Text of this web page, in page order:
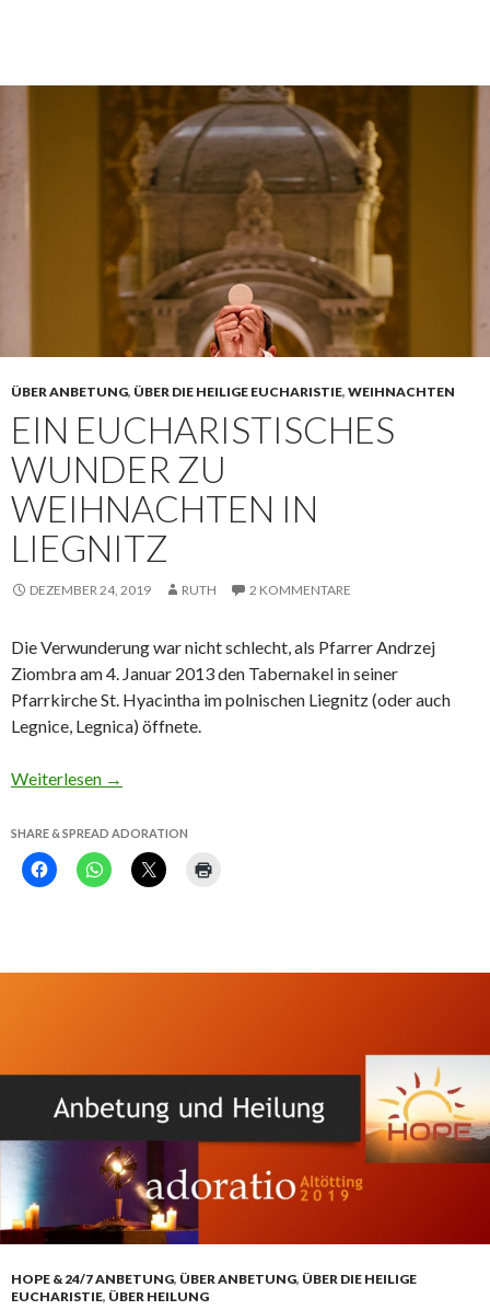
ÜBER ANBETUNG, ÜBER DIE HEILIGE EUCHARISTIE, WEIHNACHTEN
EIN EUCHARISTISCHES
WUNDER ZU
WEIHNACHTEN IN
LIEGNITZ
DEZEMBER 24, 2019 RUTH 2 KOMMENTARE
Die Verwunderung war nicht schlecht, als Pfarrer Andrzej
Ziombra am 4. Januar 2013 den Tabernakel in seiner
Pfarrkirche St. Hyacintha im polnischen Liegnitz (oder auch
Legnice, Legnica) öffnete.
Weiterlesen →
SHARE & SPREAD ADORATION
HOPE & 24/7 ANBETUNG, ÜBER ANBETUNG, ÜBER DIE HEILIGE
EUCHARISTIE, ÜBER HEILUNG